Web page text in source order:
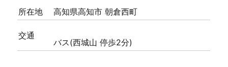
所在地 高知県高知市 朝倉西町
交通
バス(西城山 停歩2分)